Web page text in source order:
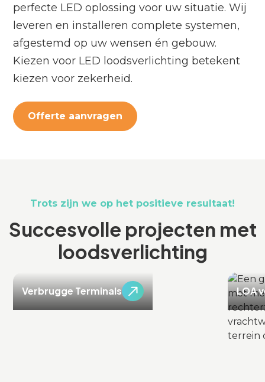
perfecte LED oplossing voor uw situatie. Wij
leveren en installeren complete systemen,
afgestemd op uw wensen én gebouw.
Kiezen voor LED loodsverlichting betekent
kiezen voor zekerheid.
Offerte aanvragen
Trots zijn we op het positieve resultaat!
Succesvolle projecten met
loodsverlichting
Verbrugge Terminals LOA